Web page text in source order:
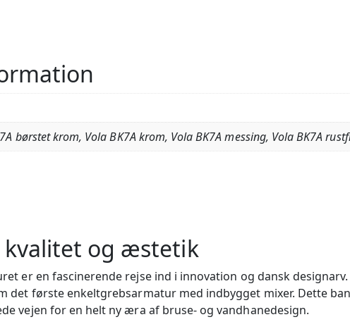
børstet krom, Vola BK7A krom, Vola BK7A messing, Vola BK7A
kvalitet og æstetik
er en fascinerende rejse ind i innovation og dansk
det første enkeltgrebsarmatur med indbygget mixer. Dette
vejen for en helt ny æra af bruse- og vandhanedesign.